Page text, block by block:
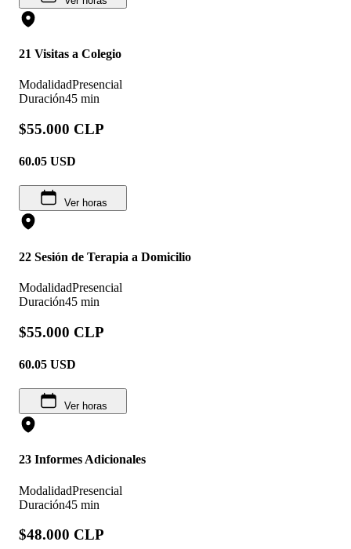
21 Visitas a Colegio
ModalidadPresencial
Duración45 min
$55.000 CLP
60.05 USD
Ver horas
22 Sesión de Terapia a Domicilio
ModalidadPresencial
Duración45 min
$55.000 CLP
60.05 USD
Ver horas
23 Informes Adicionales
ModalidadPresencial
Duración45 min
$48.000 CLP